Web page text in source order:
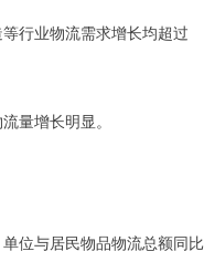
行业物流需求增长均超过
量增长明显。
位与居民物品物流总额同比